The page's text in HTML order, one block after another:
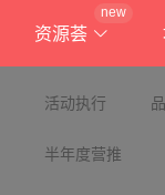
资源荟
new
活动执行
半年度营推